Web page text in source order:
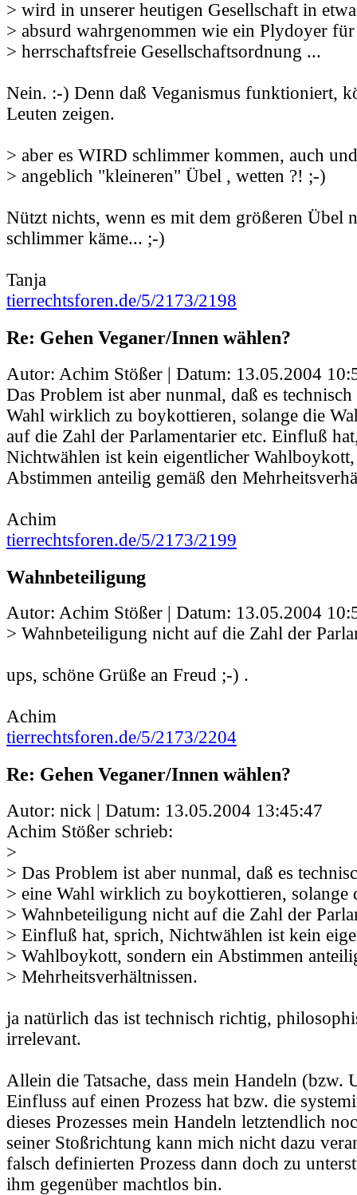
> wird in unserer heutigen Gesellschaft in
> absurd wahrgenommen wie ein Plydoyer für
> herrschaftsfreie Gesellschaftsordnung ...
Nein. :-) Denn daß Veganismus funktioniert,
Leuten zeigen.
> aber es WIRD schlimmer kommen, auch
> angeblich "kleineren" Übel , wetten ?! ;-)
Nützt nichts, wenn es mit dem größeren Übel
schlimmer käme... ;-)
Tanja
tierrechtsforen.de/5/2173/2198
Re: Gehen Veganer/Innen wählen?
Autor: Achim Stößer | Datum: 13.05.2004
Das Problem ist aber nunmal, daß es
Wahl wirklich zu boykottieren, solange die
auf die Zahl der Parlamentarier etc. Einfluß
Nichtwählen ist kein eigentlicher
Abstimmen anteilig gemäß den
Achim
tierrechtsforen.de/5/2173/2199
Wahnbeteiligung
Autor: Achim Stößer | Datum: 13.05.2004
> Wahnbeteiligung nicht auf die Zahl der
ups, schöne Grüße an Freud ;-) .
Achim
tierrechtsforen.de/5/2173/2204
Re: Gehen Veganer/Innen wählen?
Autor: nick | Datum: 13.05.2004 13:45:47
Achim Stößer schrieb:
>
> Das Problem ist aber nunmal, daß es
> eine Wahl wirklich zu boykottieren, solange
> Wahnbeteiligung nicht auf die Zahl der
> Einfluß hat, sprich, Nichtwählen ist kein
> Wahlboykott, sondern ein Abstimmen
> Mehrheitsverhältnissen.
ja natürlich das ist technisch richtig,
irrelevant.
Allein die Tatsache, dass mein Handeln (bzw.
Einfluss auf einen Prozess hat bzw. die
dieses Prozesses mein Handeln letztendlich
seiner Stoßrichtung kann mich nicht dazu
falsch definierten Prozess dann doch zu
ihm gegenüber machtlos bin.